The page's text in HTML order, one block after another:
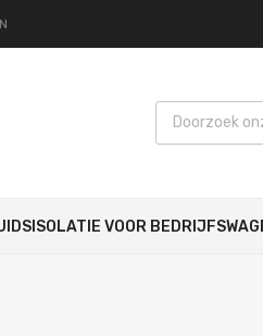
Products
VOOR